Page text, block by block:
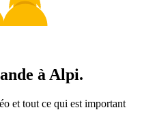
à Alpi.
et tout ce qui est important